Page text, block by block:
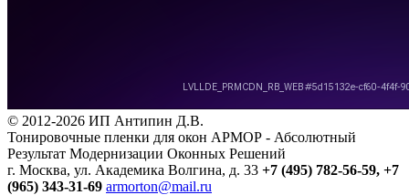
© 2012-2026 ИП Антипин Д.В.
Тонировочные пленки для окон АРМОР - Абсолютный
Результат Модернизации Оконных Решений
г. Москва, ул. Академика Волгина, д. 33 +7 (495) 782-56-59, +7
(965) 343-31-69 armorton@mail.ru